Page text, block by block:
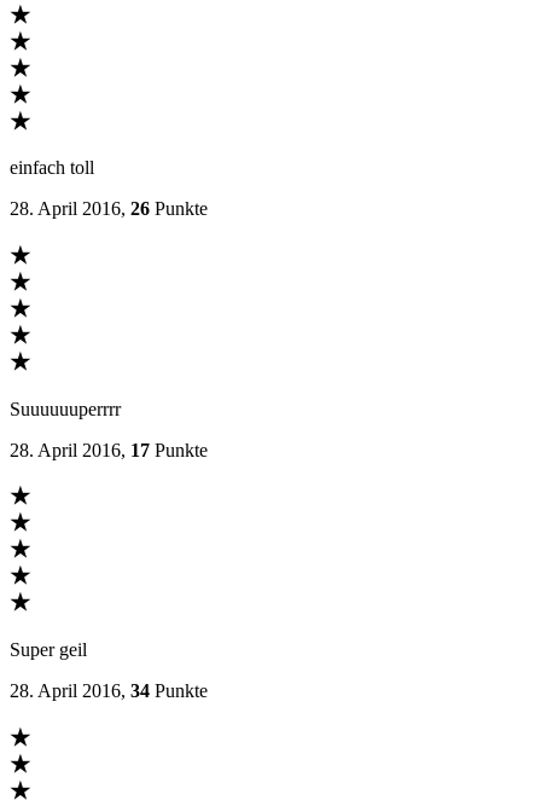
★
★
★
★
★
einfach toll
28. April 2016, 26 Punkte
★
★
★
★
★
Suuuuuuperrrr
28. April 2016, 17 Punkte
★
★
★
★
★
Super geil
28. April 2016, 34 Punkte
★
★
★